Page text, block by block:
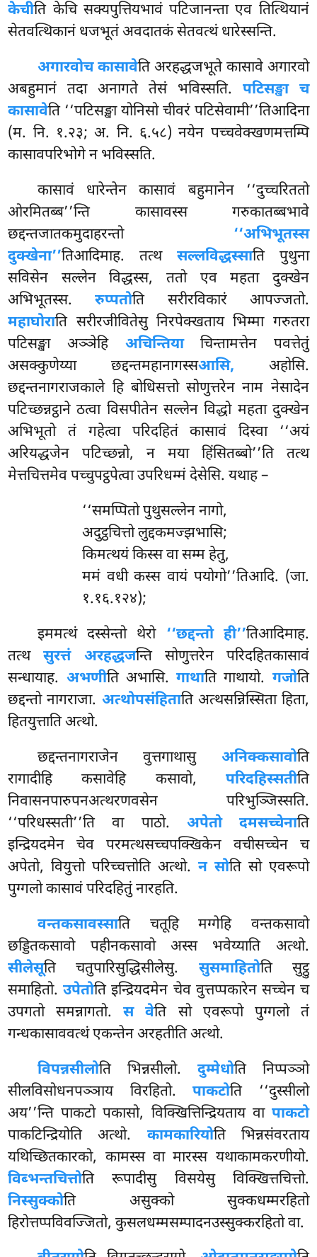
केचीति केचि सक्यपुत्तियभावं पटिजानन्ता एव तित्थियानं
सेतवत्थिकानं धजभूतं अवदातकं सेतवत्थं धारेस्सन्ति.
अगारवोच कासावेति अरहद्धजभूते कासावे अगारवो
अबहुमानं तदा अनागते तेसं भविस्सति. पटिसङ्खा च
कासावेति ‘‘पटिसङ्खायोनिसो चीवरं पटिसेवामी’’तिआदिना
(म. नि. १.२३; अ. नि. ६.५८) नयेन पच्चवेक्खणमत्तम्पि
कासावपरिभोगे न भविस्सति.
कासावं धारेन्तेन कासावं बहुमानेन ‘‘दुच्चरिततो
ओरमितब्ब’’न्ति कासावस्स गरुकातब्बभावे
छद्दन्तजातकमुदाहरन्तो ‘‘अभिभूतस्स
दुक्खेना’’तिआदिमाह. तत्थ सल्लविद्धस्साति पुथुना
सविसेन सल्लेन विद्धस्स, ततो एव महता दुक्खेन
अभिभूतस्स.रुप्पतोति सरीरविकारं आपज्जतो.
महाघोराति सरीरजीवितेसु निरपेक्खताय भिम्मा गरुतरा
पटिसङ्खा अञ्ञेहि अचिन्तियाचिन्तामत्तेन पवत्तेतुं
असक्कुणेय्या छद्दन्तमहानागस्सआसि, अहोसि.
छद्दन्तनागराजकाले हि बोधिसत्तो सोणुत्तरेन नाम नेसादेन
पटिच्छन्नट्ठानेठत्वा विसपीतेन सल्लेन विद्धो महता दुक्खेन
अभिभूतो तं गहेत्वा परिदहितं कासावं दिस्वा ‘‘अयं
अरियद्धजेन पटिच्छन्नो, न मया हिंसितब्बो’’ति तत्थ
मेत्तचित्तमेव पच्चुपट्ठपेत्वा उपरिधम्मं देसेसि. यथाह –
‘‘समप्पितो पुथुसल्लेन नागो,
अदुट्ठचित्तो लुद्दकमज्झभासि;
किमत्थयं किस्स वा सम्म हेतु,
ममं वधी कस्स वायं पयोगो’’तिआदि. (जा.
१.१६.१२४);
इममत्थं दस्सेन्तो थेरो ‘‘छद्दन्तो ही’’तिआदिमाह.
तत्थसुरत्तं अरहद्धजन्ति सोणुत्तरेन परिदहितकासावं
सन्धायाह. अभणीति अभासि.गाथाति गाथायो. गजोति
छद्दन्तो नागराजा. अत्थोपसंहिताति अत्थसन्निस्सिता हिता,
हितयुत्ताति अत्थो.
छद्दन्तनागराजेन वुत्तगाथासु अनिक्कसावोति
रागादीहि कसावेहि कसावो, परिदहिस्सतीति
निवासनपारुपनअत्थरणवसेन परिभुञ्जिस्सति.
‘‘परिधस्सती’’ति वा पाठो. अपेतो दमसच्चेनाति
इन्द्रियदमेन चेव परमत्थसच्चपक्खिकेन वचीसच्चेन च
अपेतो, वियुत्तो परिच्चत्तोति अत्थो. न सोति सो एवरूपो
पुग्गलो कासावं परिदहितुं नारहति.
वन्तकसावस्साति चतूहि मग्गेहि वन्तकसावो
छड्डितकसावो पहीनकसावो अस्स भवेय्याति अत्थो.
सीलेसूति चतुपारिसुद्धिसीलेसु. सुसमाहितोति सुट्ठु
समाहितो.उपेतोति इन्द्रियदमेन चेव वुत्तप्पकारेन सच्चेन च
उपगतो समन्नागतो.स वेति सो एवरूपो पुग्गलो तं
गन्धकासाववत्थं एकन्तेन अरहतीति अत्थो.
विपन्नसीलोति भिन्नसीलो. दुम्मेधोति निप्पञ्ञो
सीलविसोधनपञ्ञाय विरहितो.पाकटोति ‘‘दुस्सीलो
अय’’न्ति पाकटो पकासो, विक्खित्तिन्द्रियताय वा पाकटो
पाकटिन्द्रियोति अत्थो. कामकारियोति भिन्नसंवरताय
यथिच्छितकारको, कामस्स वा मारस्स यथाकामकरणीयो.
विब्भन्तचित्तोति रूपादीसु विसयेसु विक्खित्तचित्तो.
निस्सुक्कोति असुक्को सुक्कधम्मरहितो
हिरोत्तप्पविवज्जितो, कुसलधम्मसम्पादनउस्सुक्करहितो वा.